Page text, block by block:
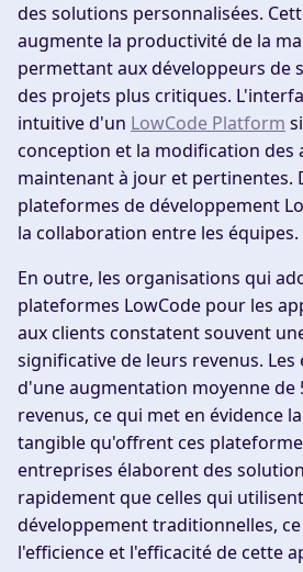
des solutions personnalisées.
augmente la productivité de la
permettant aux développeurs de
des projets plus critiques.
intuitive d'un LowCode Platform
conception et la modification des
maintenant à jour et pertinentes.
plateformes de développement
la collaboration entre les équipes.
En outre, les organisations qui
plateformes LowCode pour les
aux clients constatent souvent
significative de leurs revenus.
d'une augmentation moyenne de
revenus, ce qui met en évidence
tangible qu'offrent ces
entreprises élaborent des
rapidement que celles qui
développement traditionnelles,
l'efficience et l'efficacité de cette